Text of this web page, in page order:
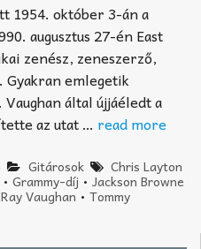
1954. október 3-án a
augusztus 27-én East
zenész, zeneszerző,
Gyakran emlegetik
által újjáéledt a
az utat … read more
Gitárosok Chris Layton
• Grammy-díj • Jackson Browne
Vaughan • Tommy